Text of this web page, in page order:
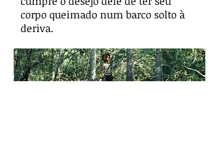
corpo queimado num barco solto à
deriva.